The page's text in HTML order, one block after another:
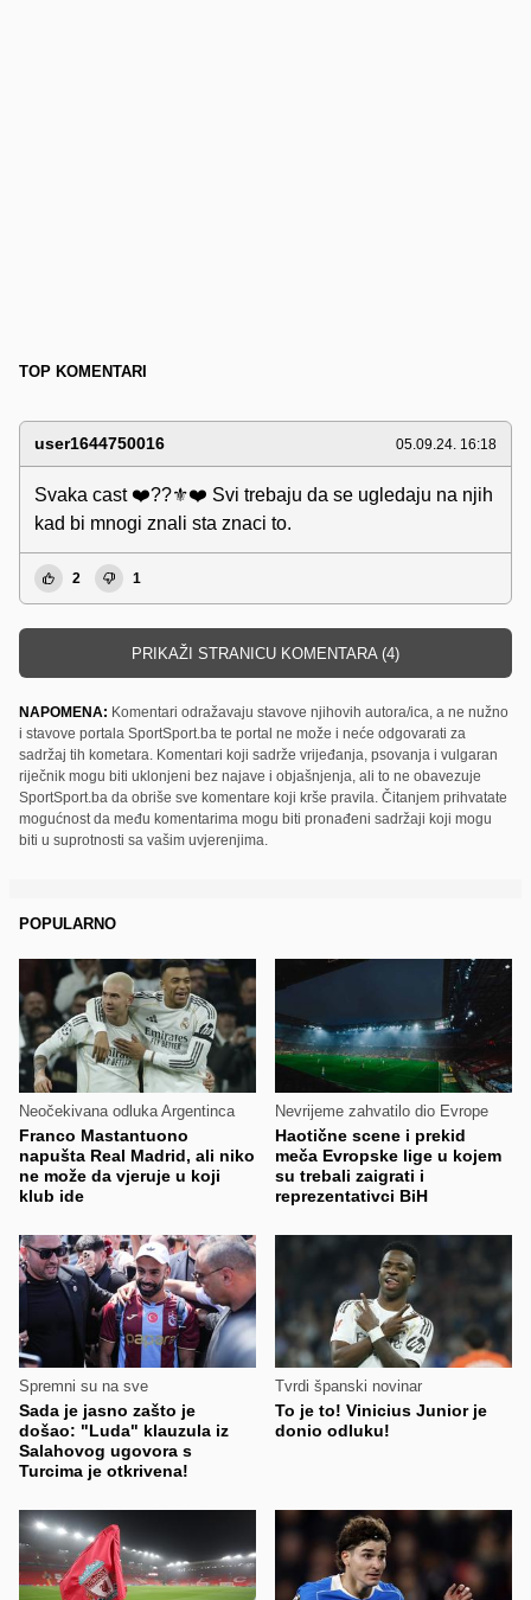
TOP KOMENTARI
user1644750016 05.09.24. 16:18
Svaka cast ❤️??⚜️❤️ Svi trebaju da se ugledaju na njih
kad bi mnogi znali sta znaci to.
2 1
PRIKAŽI STRANICU KOMENTARA (4)
NAPOMENA: Komentari odražavaju stavove njihovih autora/ica, a ne nužno
i stavove portala SportSport.ba te portal ne može i neće odgovarati za
sadržaj tih kometara. Komentari koji sadrže vrijeđanja, psovanja i vulgaran
riječnik mogu biti uklonjeni bez najave i objašnjenja, ali to ne obavezuje
SportSport.ba da obriše sve komentare koji krše pravila. Čitanjem prihvatate
mogućnost da među komentarima mogu biti pronađeni sadržaji koji mogu
biti u suprotnosti sa vašim uvjerenjima.
POPULARNO
Neočekivana odluka Argentinca
Franco Mastantuono
napušta Real Madrid, ali niko
ne može da vjeruje u koji
klub ide
Nevrijeme zahvatilo dio Evrope
Haotične scene i prekid
meča Evropske lige u kojem
su trebali zaigrati i
reprezentativci BiH
Spremni su na sve
Sada je jasno zašto je
došao: "Luda" klauzula iz
Salahovog ugovora s
Turcima je otkrivena!
Tvrdi španski novinar
To je to! Vinicius Junior je
donio odluku!